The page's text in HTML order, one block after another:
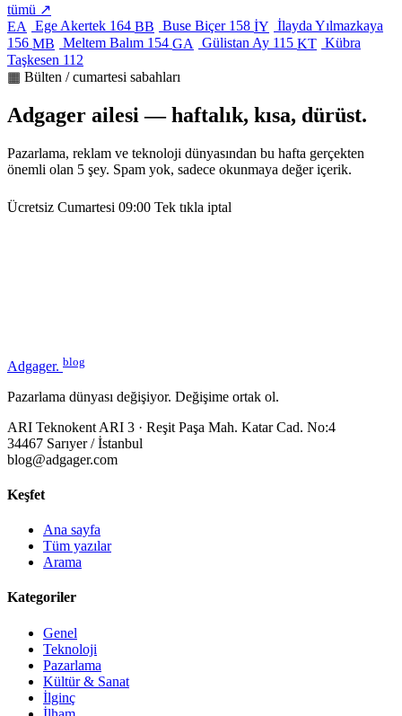
tümü ↗
EA
Ege Akertek 164 BB Buse Biçer 158 İY İlayda Yılmazkaya
156 MB Meltem Balım 154 GA Gülistan Ay 115 KT Kübra
Taşkesen 112
▦ Bülten / cumartesi sabahları
Adgager ailesi — haftalık, kısa, dürüst.
Pazarlama, reklam ve teknoloji dünyasından bu hafta gerçekten
önemli olan 5 şey. Spam yok, sadece okunmaya değer içerik.
Ücretsiz Cumartesi 09:00 Tek tıkla iptal
Adgager. blog
Pazarlama dünyası değişiyor. Değişime ortak ol.
ARI Teknokent ARI 3 · Reşit Paşa Mah. Katar Cad. No:4
34467 Sarıyer / İstanbul
blog@adgager.com
Keşfet
Ana sayfa
Tüm yazılar
Arama
Kategoriler
Genel
Teknoloji
Pazarlama
Kültür & Sanat
İlginç